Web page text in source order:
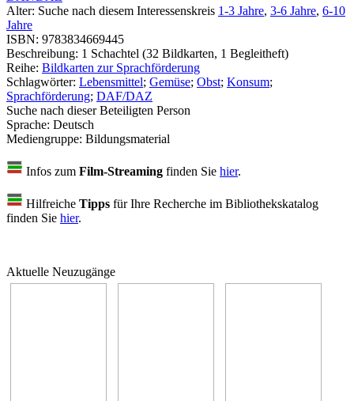
Alter: Suche nach diesem Interessenskreis 1-3 Jahre, 3-6 Jahre, 6-10
Jahre
ISBN: 9783834669445
Beschreibung: 1 Schachtel (32 Bildkarten, 1 Begleitheft)
Reihe: Bildkarten zur Sprachförderung
Schlagwörter: Lebensmittel; Gemüse; Obst; Konsum;
Sprachförderung; DAF/DAZ
Suche nach dieser Beteiligten Person
Sprache: Deutsch
Mediengruppe: Bildungsmaterial
Infos zum Film-Streaming finden Sie hier.
Hilfreiche Tipps für Ihre Recherche im Bibliothekskatalog
finden Sie hier.
Aktuelle Neuzugänge